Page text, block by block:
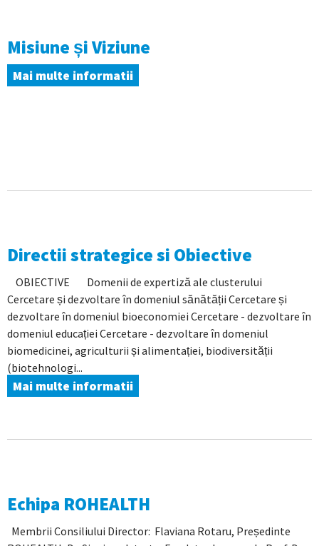
Misiune și Viziune
Mai multe informatii
Directii strategice si Obiective
OBIECTIVE Domenii de expertiză ale clusterului
Cercetare și dezvoltare în domeniul sănătății Cercetare și
dezvoltare în domeniul bioeconomiei Cercetare - dezvoltare în
domeniul educației Cercetare - dezvoltare în domeniul
biomedicinei, agriculturii și alimentației, biodiversității
(biotehnologi...
Mai multe informatii
Echipa ROHEALTH
Membrii Consiliului Director: Flaviana Rotaru, Președinte